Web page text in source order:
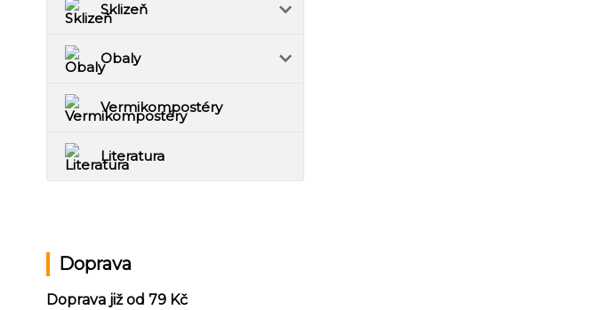
Sklizeň
Obaly
Vermikompostéry
Literatura
Doprava
Doprava již od 79 Kč